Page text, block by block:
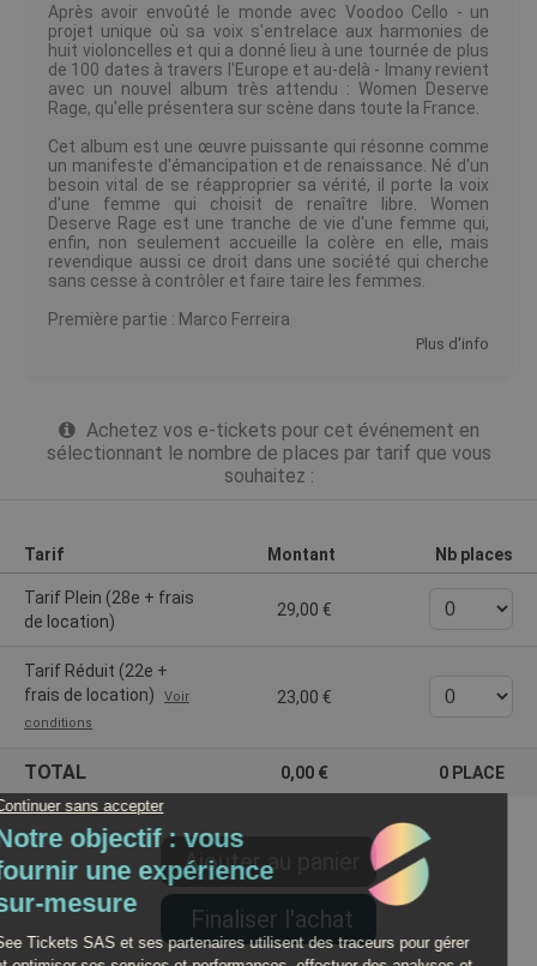
Après avoir envoûté le monde avec Voodoo Cello - un
projet unique où sa voix s'entrelace aux harmonies de
huit violoncelles et qui a donné lieu à une tournée de plus
de 100 dates à travers l'Europe et au-delà - Imany revient
avec un nouvel album très attendu : Women Deserve
Rage, qu'elle présentera sur scène dans toute la France.
Cet album est une œuvre puissante qui résonne comme
un manifeste d'émancipation et de renaissance. Né d'un
besoin vital de se réapproprier sa vérité, il porte la voix
d'une femme qui choisit de renaître libre. Women
Deserve Rage est une tranche de vie d'une femme qui,
enfin, non seulement accueille la colère en elle, mais
revendique aussi ce droit dans une société qui cherche
sans cesse à contrôler et faire taire les femmes.
Première partie : Marco Ferreira
Plus d'info
Achetez vos e-tickets pour cet événement en
sélectionnant le nombre de places par tarif que vous
souhaitez :
Tarif Montant Nb places
Tarif Plein (28e + frais
de location)
29,00
Tarif Réduit (22e +
frais de location)
Voir
conditions
23,00
TOTAL 0,00 0 PLACE